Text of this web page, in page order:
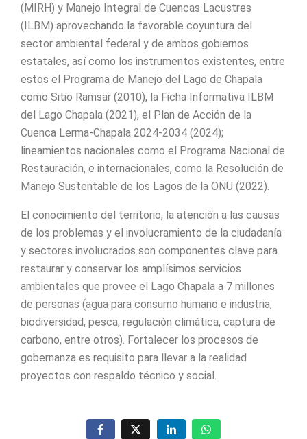
(MIRH) y Manejo Integral de Cuencas Lacustres
(ILBM) aprovechando la favorable coyuntura del
sector ambiental federal y de ambos gobiernos
estatales, así como los instrumentos existentes, entre
estos el Programa de Manejo del Lago de Chapala
como Sitio Ramsar (2010), la Ficha Informativa ILBM
del Lago Chapala (2021), el Plan de Acción de la
Cuenca Lerma-Chapala 2024-2034 (2024);
lineamientos nacionales como el Programa Nacional de
Restauración, e internacionales, como la Resolución de
Manejo Sustentable de los Lagos de la ONU (2022).
El conocimiento del territorio, la atención a las causas
de los problemas y el involucramiento de la ciudadanía
y sectores involucrados son componentes clave para
restaurar y conservar los amplísimos servicios
ambientales que provee el Lago Chapala a 7 millones
de personas (agua para consumo humano e industria,
biodiversidad, pesca, regulación climática, captura de
carbono, entre otros). Fortalecer los procesos de
gobernanza es requisito para llevar a la realidad
proyectos con respaldo técnico y social.